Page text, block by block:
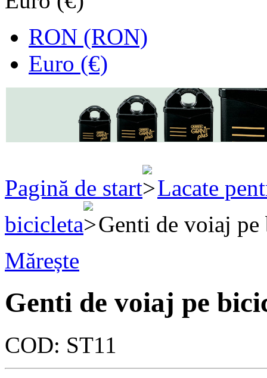
RON (RON)
Euro (€)
Pagină de start
Lacate
bicicleta
Genti de voiaj
Mărește
Genti de voiaj pe
COD: ST11